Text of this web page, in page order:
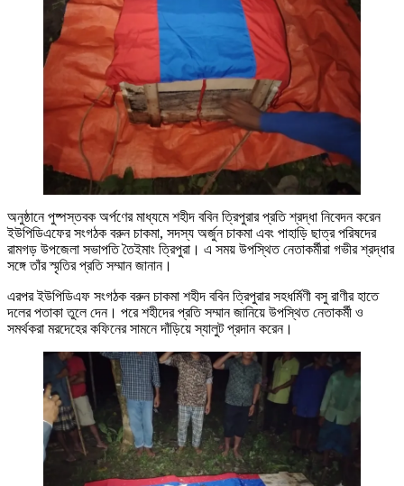
অনুষ্ঠানে পুষ্পস্তবক অর্পণের মাধ্যমে শহীদ ববিন ত্রিপুরার প্রতি শ্রদ্ধা নিবেদন করেন
ইউপিডিএফের সংগঠক বরুন চাকমা, সদস্য অর্জুন চাকমা এবং পাহাড়ি ছাত্র পরিষদের
রামগড় উপজেলা সভাপতি তৈইমাং ত্রিপুরা। এ সময় উপস্থিত নেতাকর্মীরা গভীর শ্রদ্ধার
সঙ্গে তাঁর স্মৃতির প্রতি সম্মান জানান।
এরপর ইউপিডিএফ সংগঠক বরুন চাকমা শহীদ ববিন ত্রিপুরার সহধর্মিণী বসু রাণীর হাতে
দলের পতাকা তুলে দেন। পরে শহীদের প্রতি সম্মান জানিয়ে উপস্থিত নেতাকর্মী ও
সমর্থকরা মরদেহের কফিনের সামনে দাঁড়িয়ে স্যালুট প্রদান করেন।